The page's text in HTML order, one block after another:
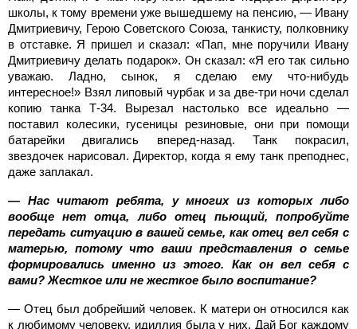
школы, к тому времени уже вышедшему на пенсию, — Ивану
Дмитриевичу, Герою Советского Союза, танкисту, полковнику
в отставке. Я пришел и сказал: «Пап, мне поручили Ивану
Дмитриевичу делать подарок». Он сказал: «Я его так сильно
уважаю. Ладно, сынок, я сделаю ему что-нибудь
интересное!» Взял липовый чурбак и за две-три ночи сделал
копию танка Т-34. Вырезал настолько все идеально —
поставил колесики, гусеницы резиновые, они при помощи
батарейки двигались вперед-назад. Танк покрасил,
звездочек нарисовал. Директор, когда я ему танк преподнес,
даже заплакал.
— Нас читают ребята, у многих из которых либо
вообще нет отца, либо отец пьющий, попробуйте
передать ситуацию в вашей семье, как отец вел себя с
матерью, потому что ваши представления о семье
формировались именно из этого. Как он вел себя с
вами? Жесткое или не жесткое было воспитание?
— Отец был добрейший человек. К матери он относился как
к любимому человеку, идиллия была у них. Дай Бог каждому